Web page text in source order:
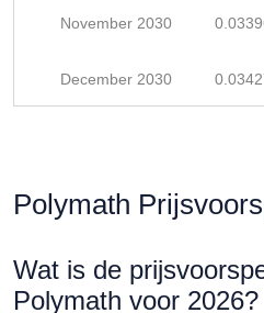
November 2030
December 2030
Polymath
Wat is de
Polymath voor 2026?